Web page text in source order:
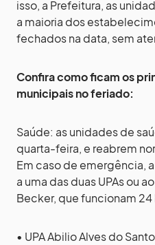
isso, a Prefeitura, as
a maioria dos
fechados na data, sem
Confira como ficam os
municipais no feriado:
Saúde: as unidades de
quarta-feira, e reabrem
Em caso de emergência,
a uma das duas UPAs ou
Becker, que funcionam 24
• UPA Abilio Alves do